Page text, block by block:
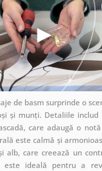
de basm surprinde o
și munți. Detaliile
care adaugă o
este calmă și
alb, care creează un
este ideală pentru a